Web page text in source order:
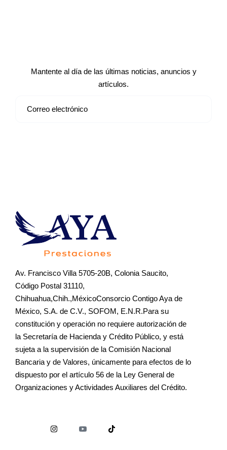
Mantente al día de las últimas noticias, anuncios y
artículos.
Av. Francisco Villa 5705-20B, Colonia Saucito,
Código Postal 31110,
Chihuahua,Chih.,MéxicoConsorcio Contigo Aya de
México, S.A. de C.V., SOFOM, E.N.R.Para su
constitución y operación no requiere autorización de
la Secretaría de Hacienda y Crédito Público, y está
sujeta a la supervisión de la Comisión Nacional
Bancaria y de Valores, únicamente para efectos de lo
dispuesto por el artículo 56 de la Ley General de
Organizaciones y Actividades Auxiliares del Crédito.